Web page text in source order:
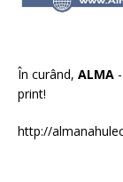
În curând, ALMA -
print!
http://